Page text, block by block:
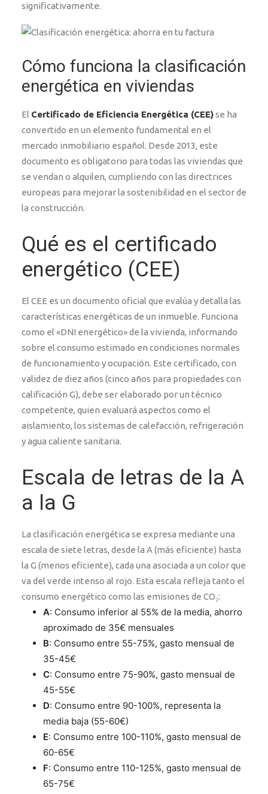
significativamente.
Cómo funciona la clasificación
energética en viviendas
El Certificado de Eficiencia Energética (CEE)se ha
convertido en un elemento fundamental en el
mercado inmobiliario español. Desde 2013, este
documento es obligatorio para todas las viviendas que
se vendan o alquilen, cumpliendo con las directrices
europeas para mejorar la sostenibilidad en el sector de
la construcción.
Qué es el certificado
energético (CEE)
El CEE es un documento oficial que evalúa y detalla las
características energéticas de un inmueble. Funciona
como el «DNI energético» de la vivienda, informando
sobre el consumo estimado en condiciones normales
de funcionamiento y ocupación. Este certificado, con
validez de diez años (cinco años para propiedades con
calificación G), debe ser elaborado por un técnico
competente, quien evaluará aspectos como el
aislamiento, los sistemas de calefacción, refrigeración
y agua caliente sanitaria.
Escala de letras de la A
a la G
La clasificación energética se expresa mediante una
escala de siete letras, desde la A (más eficiente) hasta
la G (menos eficiente), cada una asociada a un color que
va del verde intenso al rojo. Esta escala refleja tanto el
consumo energético como las emisiones de CO₂:
A: Consumo inferior al 55% de la media, ahorro
aproximado de 35€ mensuales
B: Consumo entre 55-75%, gasto mensual de
35-45€
C: Consumo entre 75-90%, gasto mensual de
45-55€
D: Consumo entre 90-100%, representa la
media baja (55-60€)
E: Consumo entre 100-110%, gasto mensual de
60-65€
F: Consumo entre 110-125%, gasto mensual de
65-75€